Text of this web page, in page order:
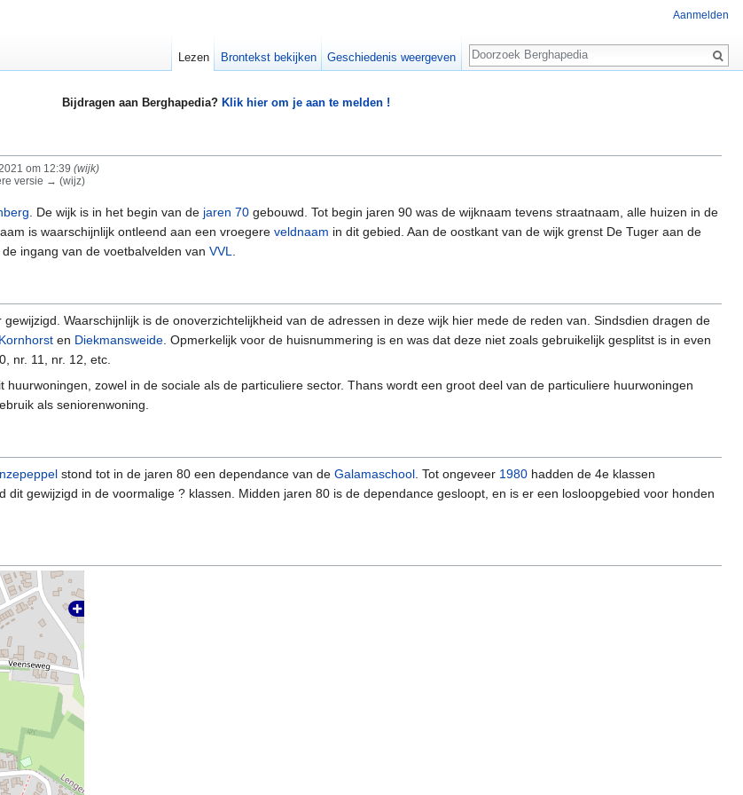
Bijdragen aan Berghapedia? Klik hier om je aan te melden !
om 12:39 (wijk)
versie → (wijz)
. De wijk is in het begin van de jaren 70 gebouwd. Tot begin jaren 90 was de wijknaam tevens straatnaam, alle huizen in de
is waarschijnlijk ontleend aan een vroegere veldnaam in dit gebied. Aan de oostkant van de wijk grenst De Tuger aan de
de ingang van de voetbalvelden van VVL
Waarschijnlijk is de onoverzichtelijkheid van de adressen in deze wijk hier mede de reden van. Sindsdien dragen de
Kornhorst en Diekmansweide . Opmerkelijk voor de huisnummering is en was dat deze niet zoals gebruikelijk gesplitst is in even
nr. 11, nr. 12, etc.
zowel in de sociale als de particuliere sector. Thans wordt een groot deel van de particuliere huurwoningen
als seniorenwoning.
stond tot in de jaren 80 een dependance van de Galamaschool . Tot ongeveer 1980 hadden de 4e klassen
gewijzigd in de voormalige ? klassen. Midden jaren 80 is de dependance gesloopt, en is er een losloopgebied voor honden
Aanmelden
Lezen Brontekst bekijken Geschiedenis weergeven
Zoeken